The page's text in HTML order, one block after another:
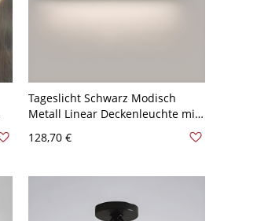
Tageslicht Schwarz Modisch
Metall Linear Deckenleuchte mit
110V-120V, 2"
128,70 €